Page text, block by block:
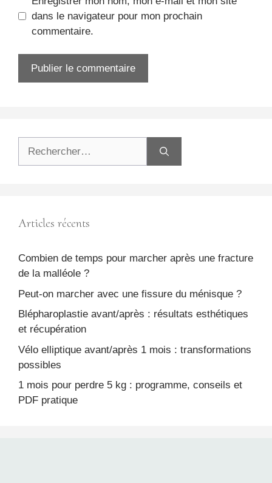
dans le navigateur pour mon prochain
commentaire.
Articles récents
Combien de temps pour marcher après une fracture
de la malléole ?
Peut-on marcher avec une fissure du ménisque ?
Blépharoplastie avant/après : résultats esthétiques
et récupération
Vélo elliptique avant/après 1 mois : transformations
possibles
1 mois pour perdre 5 kg : programme, conseils et
PDF pratique